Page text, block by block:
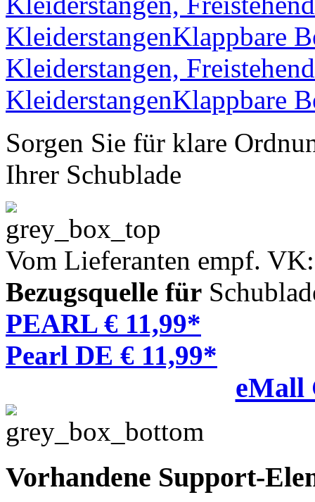
Sorgen Sie für klare
Ihrer Schublade
Vom Lieferanten empf.
Bezugsquelle für
PEARL € 11,99*
Pearl DE € 11,99*
eMall
Vorhandene Support-